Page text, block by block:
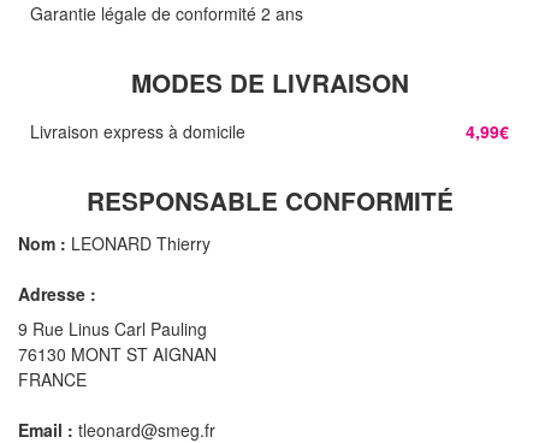
Garantie légale de conformité 2 ans
MODES DE LIVRAISON
Livraison express à domicile 4,99€
RESPONSABLE CONFORMITÉ
Nom : LEONARD Thierry
Adresse :
9 Rue Linus Carl Pauling
76130 MONT ST AIGNAN
FRANCE
Email : tleonard@smeg.fr